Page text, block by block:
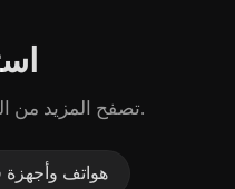
تصفح المزيد من التصنيفات الفرعية في إلكترونيات.
هواتف وأجهزة